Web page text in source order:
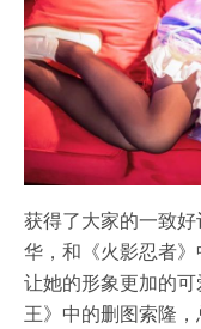
获得了大家的一致
华，和《火影忍者
让她的形象更加的
王》中的删图索隆